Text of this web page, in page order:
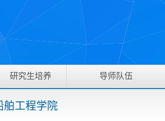
研究生培养 导师队伍
舶工程学院